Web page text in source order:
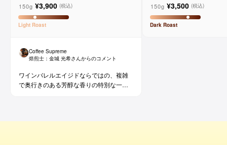
ョ
150g ¥3,900 (税込)
Light Roast
Coffee Supreme
焙煎士： 金城 光希さんからのコメント
ワインバレルエイジドならではの、複雑
で奥行きのある芳醇な香りの特別な一杯
150g ¥3,500 (税込)
Dark Roast